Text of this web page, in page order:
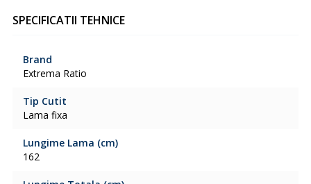
SPECIFICATII TEHNICE
Brand
Extrema Ratio
Tip Cutit
Lama fixa
Lungime Lama (cm)
162